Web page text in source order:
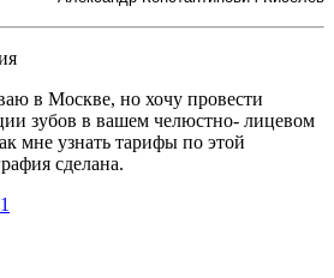
в Москве, но хочу провести
зубов в вашем челюстно- лицевом
мне узнать тарифы по этой
сделана.
1